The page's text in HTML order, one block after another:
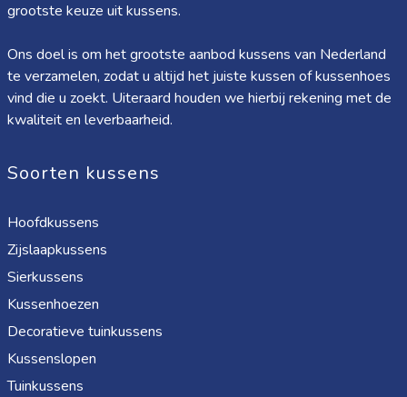
grootste keuze uit kussens.
Ons doel is om het grootste aanbod kussens van Nederland
te verzamelen, zodat u altijd het juiste kussen of kussenhoes
vind die u zoekt. Uiteraard houden we hierbij rekening met de
kwaliteit en leverbaarheid.
Soorten kussens
Hoofdkussens
Zijslaapkussens
Sierkussens
Kussenhoezen
Decoratieve tuinkussens
Kussenslopen
Tuinkussens